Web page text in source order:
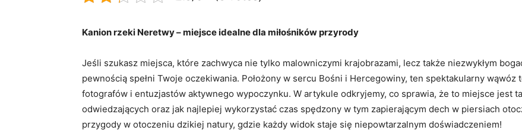
Kanion rzeki Neretwy – ⁤miejsce idealne dla miłośników przyrody
Jeśli szukasz⁣ miejsca, które zachwyca ⁤nie tylko malowniczymi krajobrazami, lecz także niezwykłym
pewnością spełni Twoje oczekiwania. Położony w sercu Bośni i‌ Hercegowiny, ten ​spektakularny wąwóz
fotografów i entuzjastów aktywnego wypoczynku. W artykule odkryjemy, co sprawia, że⁢ to miejsce jest
odwiedzających ⁤oraz jak najlepiej wykorzystać czas spędzony w tym zapierającym dech w‍ piersiach
przygody w otoczeniu dzikiej natury, gdzie każdy widok staje się niepowtarzalnym doświadczeniem!